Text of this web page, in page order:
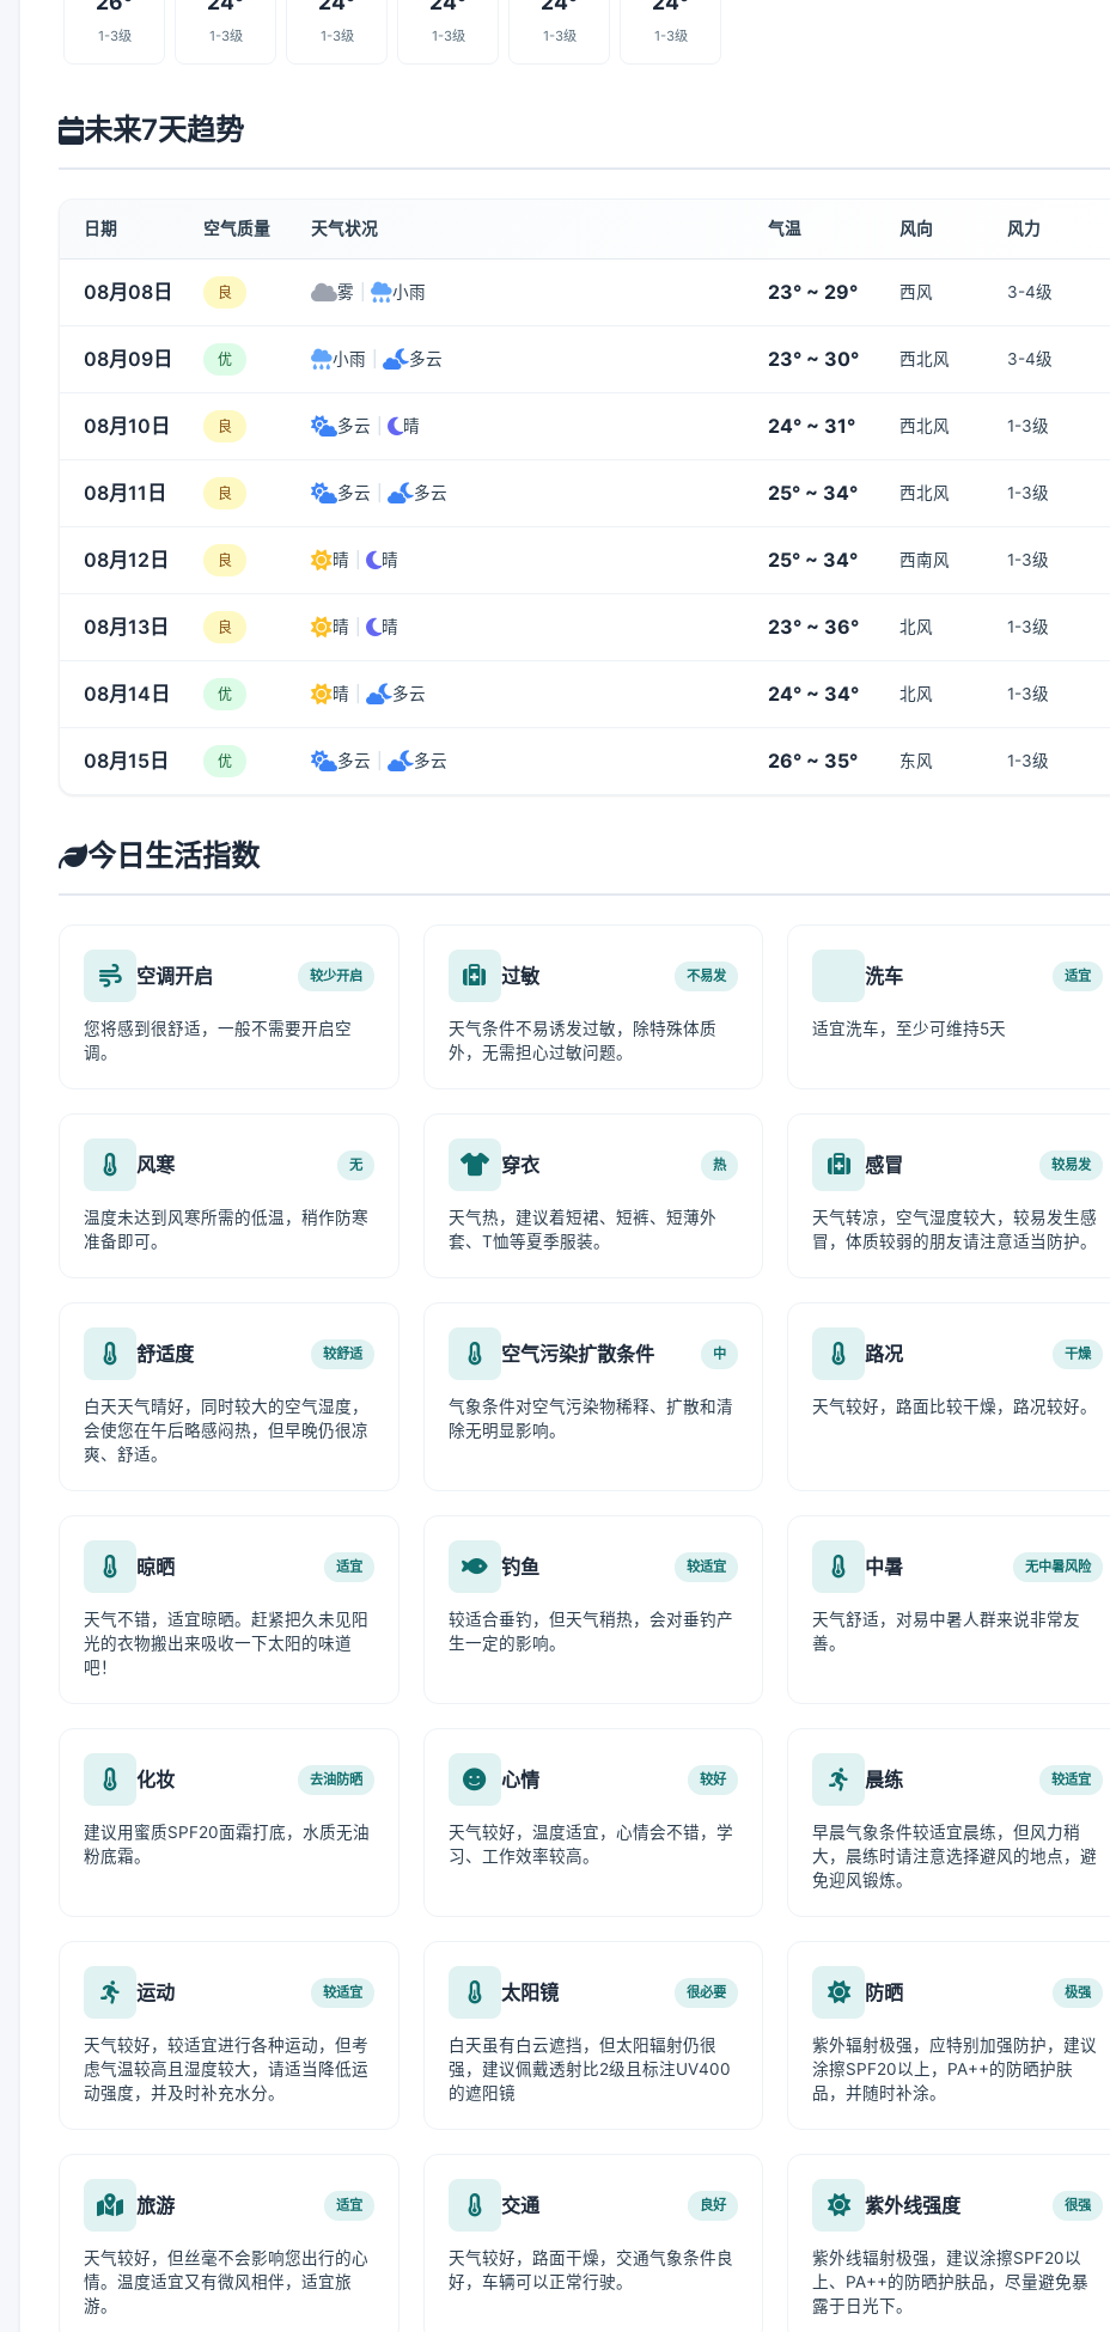
1-3级 1-3级 1-3级 1-3级 1-3级 1-3级
未来7天趋势
日期 空气质量 天气状况 气温 风向 风力
08月08日 良 雾 小雨 23° ~ 29° 西风 3-4级
08月09日 优 小雨 多云 23° ~ 30° 西北风 3-4级
08月10日 良 多云 晴 24° ~ 31° 西北风 1-3级
08月11日 良 多云 多云 25° ~ 34° 西北风 1-3级
08月12日 良 晴 晴 25° ~ 34° 西南风 1-3级
08月13日 良 晴 晴 23° ~ 36° 北风 1-3级
08月14日 优 晴 多云 24° ~ 34° 北风 1-3级
08月15日 优 多云 多云 26° ~ 35° 东风 1-3级
今日生活指数
空调开启 较少开启
您将感到很舒适，一般不需要开启空
调。
过敏 不易发
天气条件不易诱发过敏，除特殊体质
外，无需担心过敏问题。
洗车 适宜
适宜洗车，至少可维持5天
风寒 无
温度未达到风寒所需的低温，稍作防寒
准备即可。
穿衣 热
天气热，建议着短裙、短裤、短薄外
套、T恤等夏季服装。
感冒 较易发
天气转凉，空气湿度较大，较易发生感
冒，体质较弱的朋友请注意适当防护。
舒适度 较舒适
白天天气晴好，同时较大的空气湿度，
会使您在午后略感闷热，但早晚仍很凉
爽、舒适。
空气污染扩散条件 中
气象条件对空气污染物稀释、扩散和清
除无明显影响。
路况 干燥
天气较好，路面比较干燥，路况较好。
晾晒 适宜
天气不错，适宜晾晒。赶紧把久未见阳
光的衣物搬出来吸收一下太阳的味道
吧！
钓鱼 较适宜
较适合垂钓，但天气稍热，会对垂钓产
生一定的影响。
中暑 无中暑风险
天气舒适，对易中暑人群来说非常友
善。
化妆 去油防晒
建议用蜜质SPF20面霜打底，水质无油
粉底霜。
心情 较好
天气较好，温度适宜，心情会不错，学
习、工作效率较高。
晨练 较适宜
早晨气象条件较适宜晨练，但风力稍
大，晨练时请注意选择避风的地点，避
免迎风锻炼。
运动 较适宜
天气较好，较适宜进行各种运动，但考
虑气温较高且湿度较大，请适当降低运
动强度，并及时补充水分。
太阳镜 很必要
白天虽有白云遮挡，但太阳辐射仍很
强，建议佩戴透射比2级且标注UV400
的遮阳镜
防晒 极强
紫外辐射极强，应特别加强防护，建议
涂擦SPF20以上，PA++的防晒护肤
品，并随时补涂。
旅游 适宜
天气较好，但丝毫不会影响您出行的心
情。温度适宜又有微风相伴，适宜旅
游。
交通 良好
天气较好，路面干燥，交通气象条件良
好，车辆可以正常行驶。
紫外线强度 很强
紫外线辐射极强，建议涂擦SPF20以
上、PA++的防晒护肤品，尽量避免暴
露于日光下。